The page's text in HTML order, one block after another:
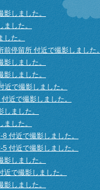
しました。
した。
た。
停留所 付近で撮影しました。
影しました。
しました。
で撮影しました。
近で撮影しました。
ました。
した。
付近で撮影しました。
付近で撮影しました。
しました。
で撮影しました。
しました。